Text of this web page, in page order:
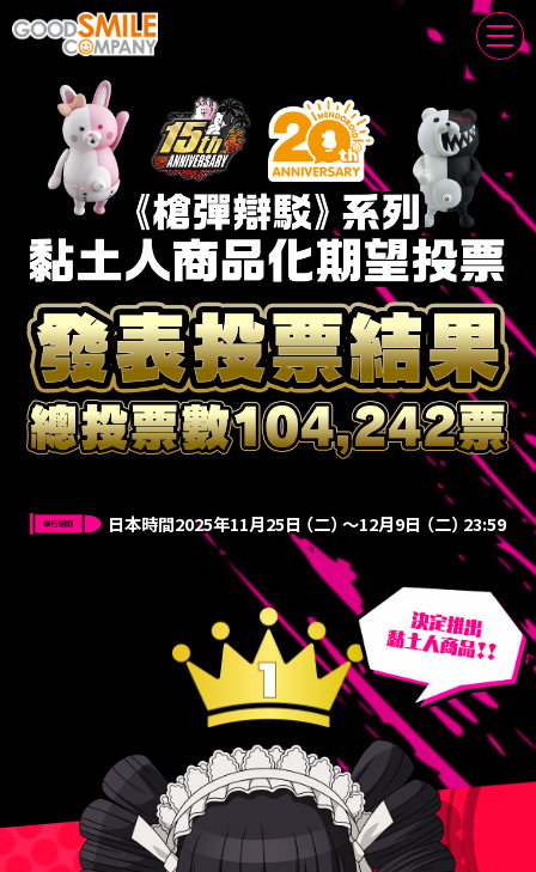
日本時間2025年11月25日（二）〜12月9日（二）23:59